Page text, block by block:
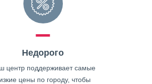
Недорого
центр поддерживает самые
цены по городу, чтобы